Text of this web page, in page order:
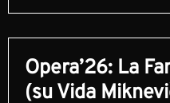
Opera’26: La
(su Vida